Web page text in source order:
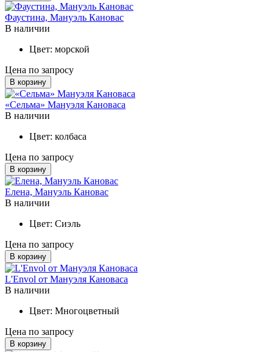
Фаустина, Мануэль Кановас
В наличии
Цвет: морской
Цена по запросу
В корзину
«Сельма» Мануэля Кановаса
В наличии
Цвет: колбаса
Цена по запросу
В корзину
Елена, Мануэль Кановас
В наличии
Цвет: Сиэль
Цена по запросу
В корзину
L'Envol от Мануэля Кановаса
В наличии
Цвет: Многоцветный
Цена по запросу
В корзину